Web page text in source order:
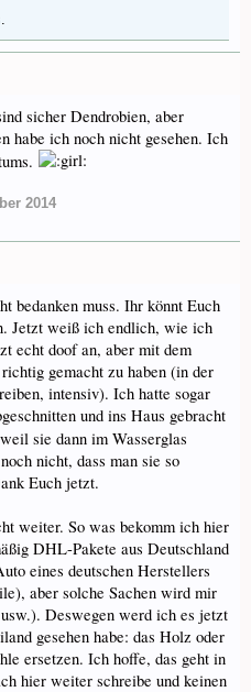
sicher Dendrobien, aber
habe ich noch nicht gesehen. Ich
2014
bedanken muss. Ihr könnt Euch
Jetzt weiß ich endlich, wie ich
echt doof an, aber mit dem
gemacht zu haben (in der
intensiv). Ich hatte sogar
und ins Haus gebracht
sie dann im Wasserglas
nicht, dass man sie so
Euch jetzt.
weiter. So was bekomm ich hier
DHL-Pakete aus Deutschland
eines deutschen Herstellers
aber solche Sachen wird mir
Deswegen werd ich es jetzt
gesehen habe: das Holz oder
ersetzen. Ich hoffe, das geht in
hier weiter schreibe und keinen